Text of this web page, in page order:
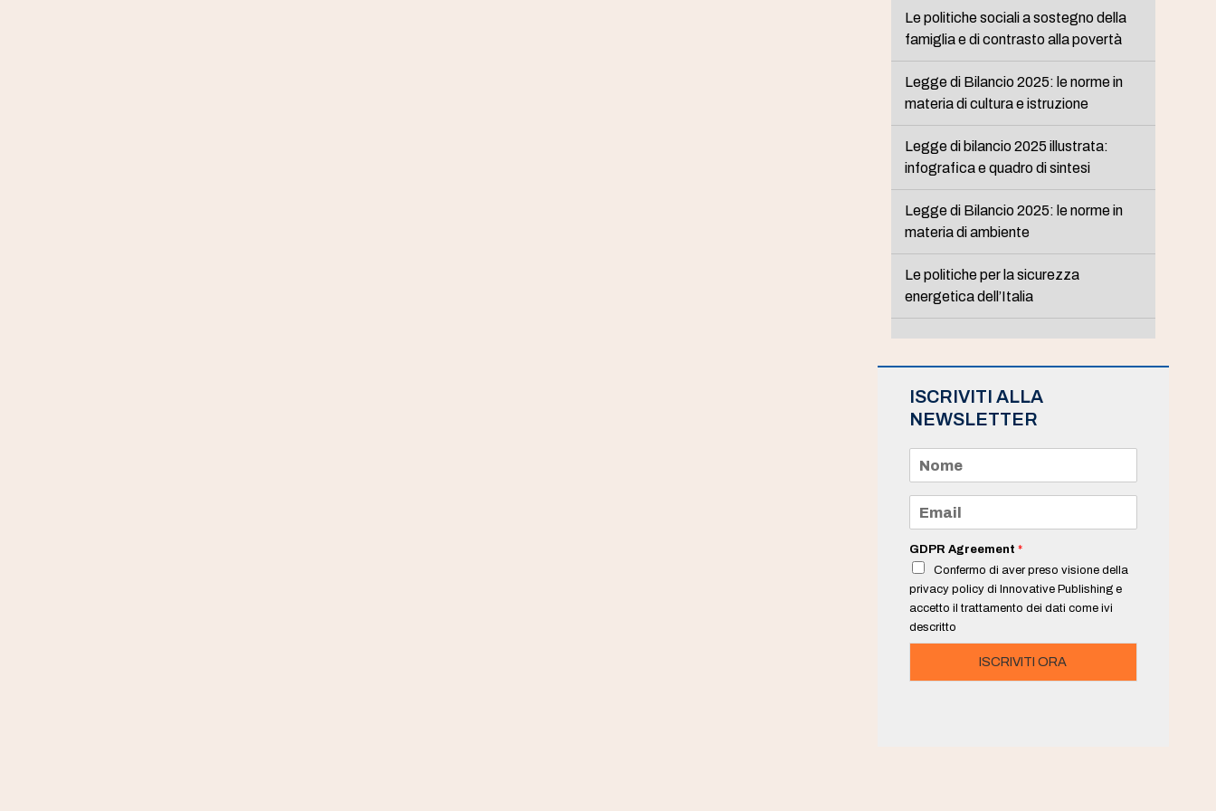
Le politiche sociali a sostegno della
famiglia e di contrasto alla povertà
Legge di Bilancio 2025: le norme in
materia di cultura e istruzione
Legge di bilancio 2025 illustrata:
infografica e quadro di sintesi
Legge di Bilancio 2025: le norme in
materia di ambiente
Le politiche per la sicurezza
energetica dell’Italia
ISCRIVITI ALLA
NEWSLETTER
m
e
a
i
*
GDPR Agreement *
Confermo di aver preso visione della
privacy policy di Innovative Publishing e
accetto il trattamento dei dati come ivi
descritto
ISCRIVITI ORA